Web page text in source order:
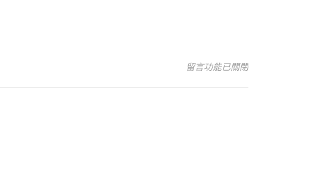
在〈苗栗旅遊-金良興觀光磚廠（
留言功能已關閉